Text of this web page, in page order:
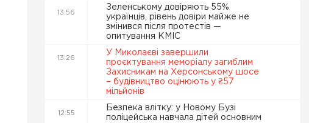
13:56
Зеленському довіряють 55%
українців, рівень довіри майже не
змінився після протестів —
опитування КМІС
13:26
У Миколаєві завершили
проєктування меморіалу загиблим
Захисникам на Херсонському шосе
– будівництво оцінюють у ₴57
мільйонів
12:55
Безпека влітку: у Новому Бузі
поліцейська навчала дітей основним